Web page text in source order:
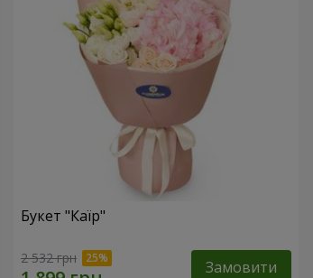
Букет "Каїр"
2 532 грн Замовити